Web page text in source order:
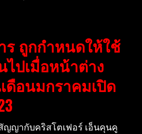
ร ถูกกำหนดให้ใช้
ไปเมื่อหน้าต่าง
ดือนมกราคมเปิด
ญญากับคริสโตเฟอร์ เอ็นคุนคู